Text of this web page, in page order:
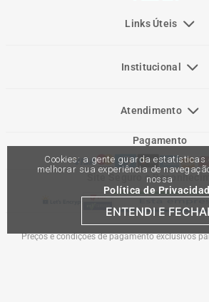
Cookies: a gente guarda
melhorar sua experiência de
nossa
Política de
ENTENDI E
Links Úteis
Institucional
Atendimento
Pagamento
Site Seguro e
Preços e condições de pagamento exclusivos